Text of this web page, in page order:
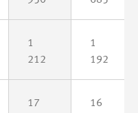
1
212
1
192
17
16